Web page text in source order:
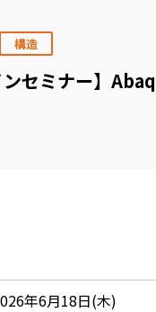
構造
セミナー】
年6月18日(木)